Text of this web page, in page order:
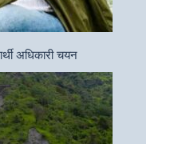
अधिकारी चयन